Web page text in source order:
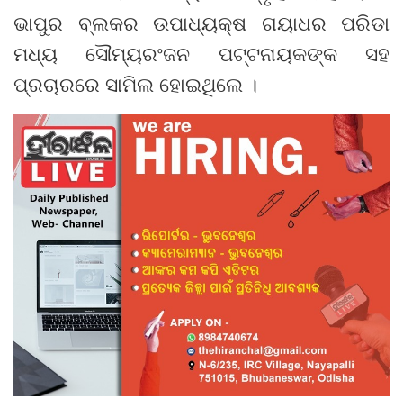
ଭାପୁର ବ୍ଲକର ଉପାଧ୍ୟକ୍ଷ ଗୟାଧର ପରିଡା
ମଧ୍ୟ ସୌମ୍ୟରଂଜନ ପଟ୍ଟନାୟକଙ୍କ ସହ
ପ୍ରଚାରରେ ସାମିଲ ହୋଇଥିଲେ ।